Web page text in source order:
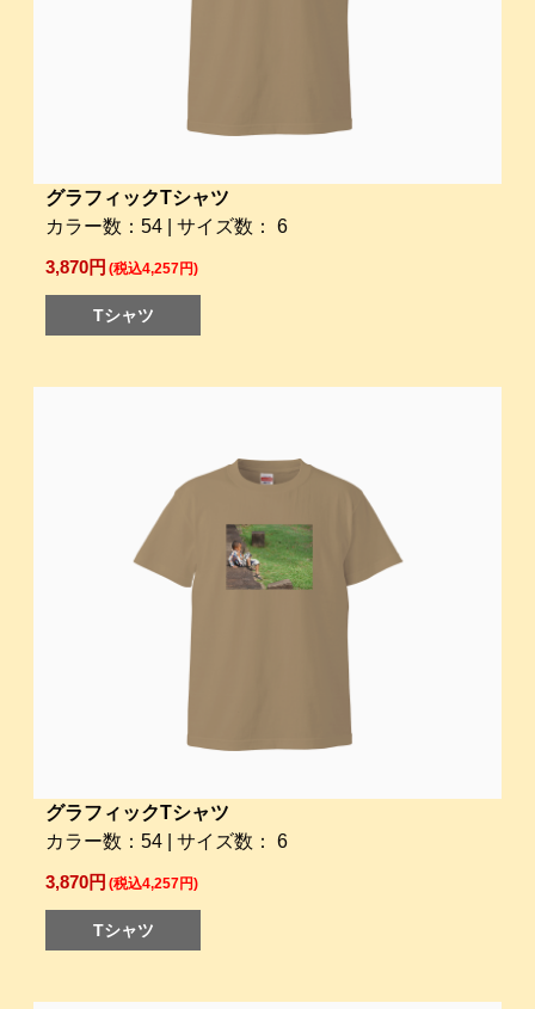
グラフィックTシャツ
カラー数：54 | サイズ数： 6
3,870円 (税込4,257円)
Tシャツ
グラフィックTシャツ
カラー数：54 | サイズ数： 6
3,870円 (税込4,257円)
Tシャツ